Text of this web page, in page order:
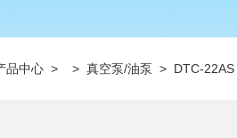
品中心 > > 真空泵/油泵 > DTC-22AS